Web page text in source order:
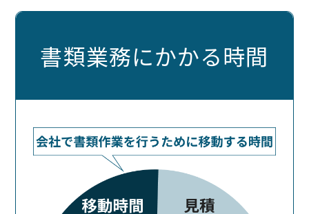
書類業務にかかる時間